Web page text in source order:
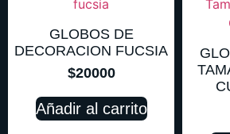
GLOBOS DE
DECORACION FUCSIA
$20000
Añadir al carrito